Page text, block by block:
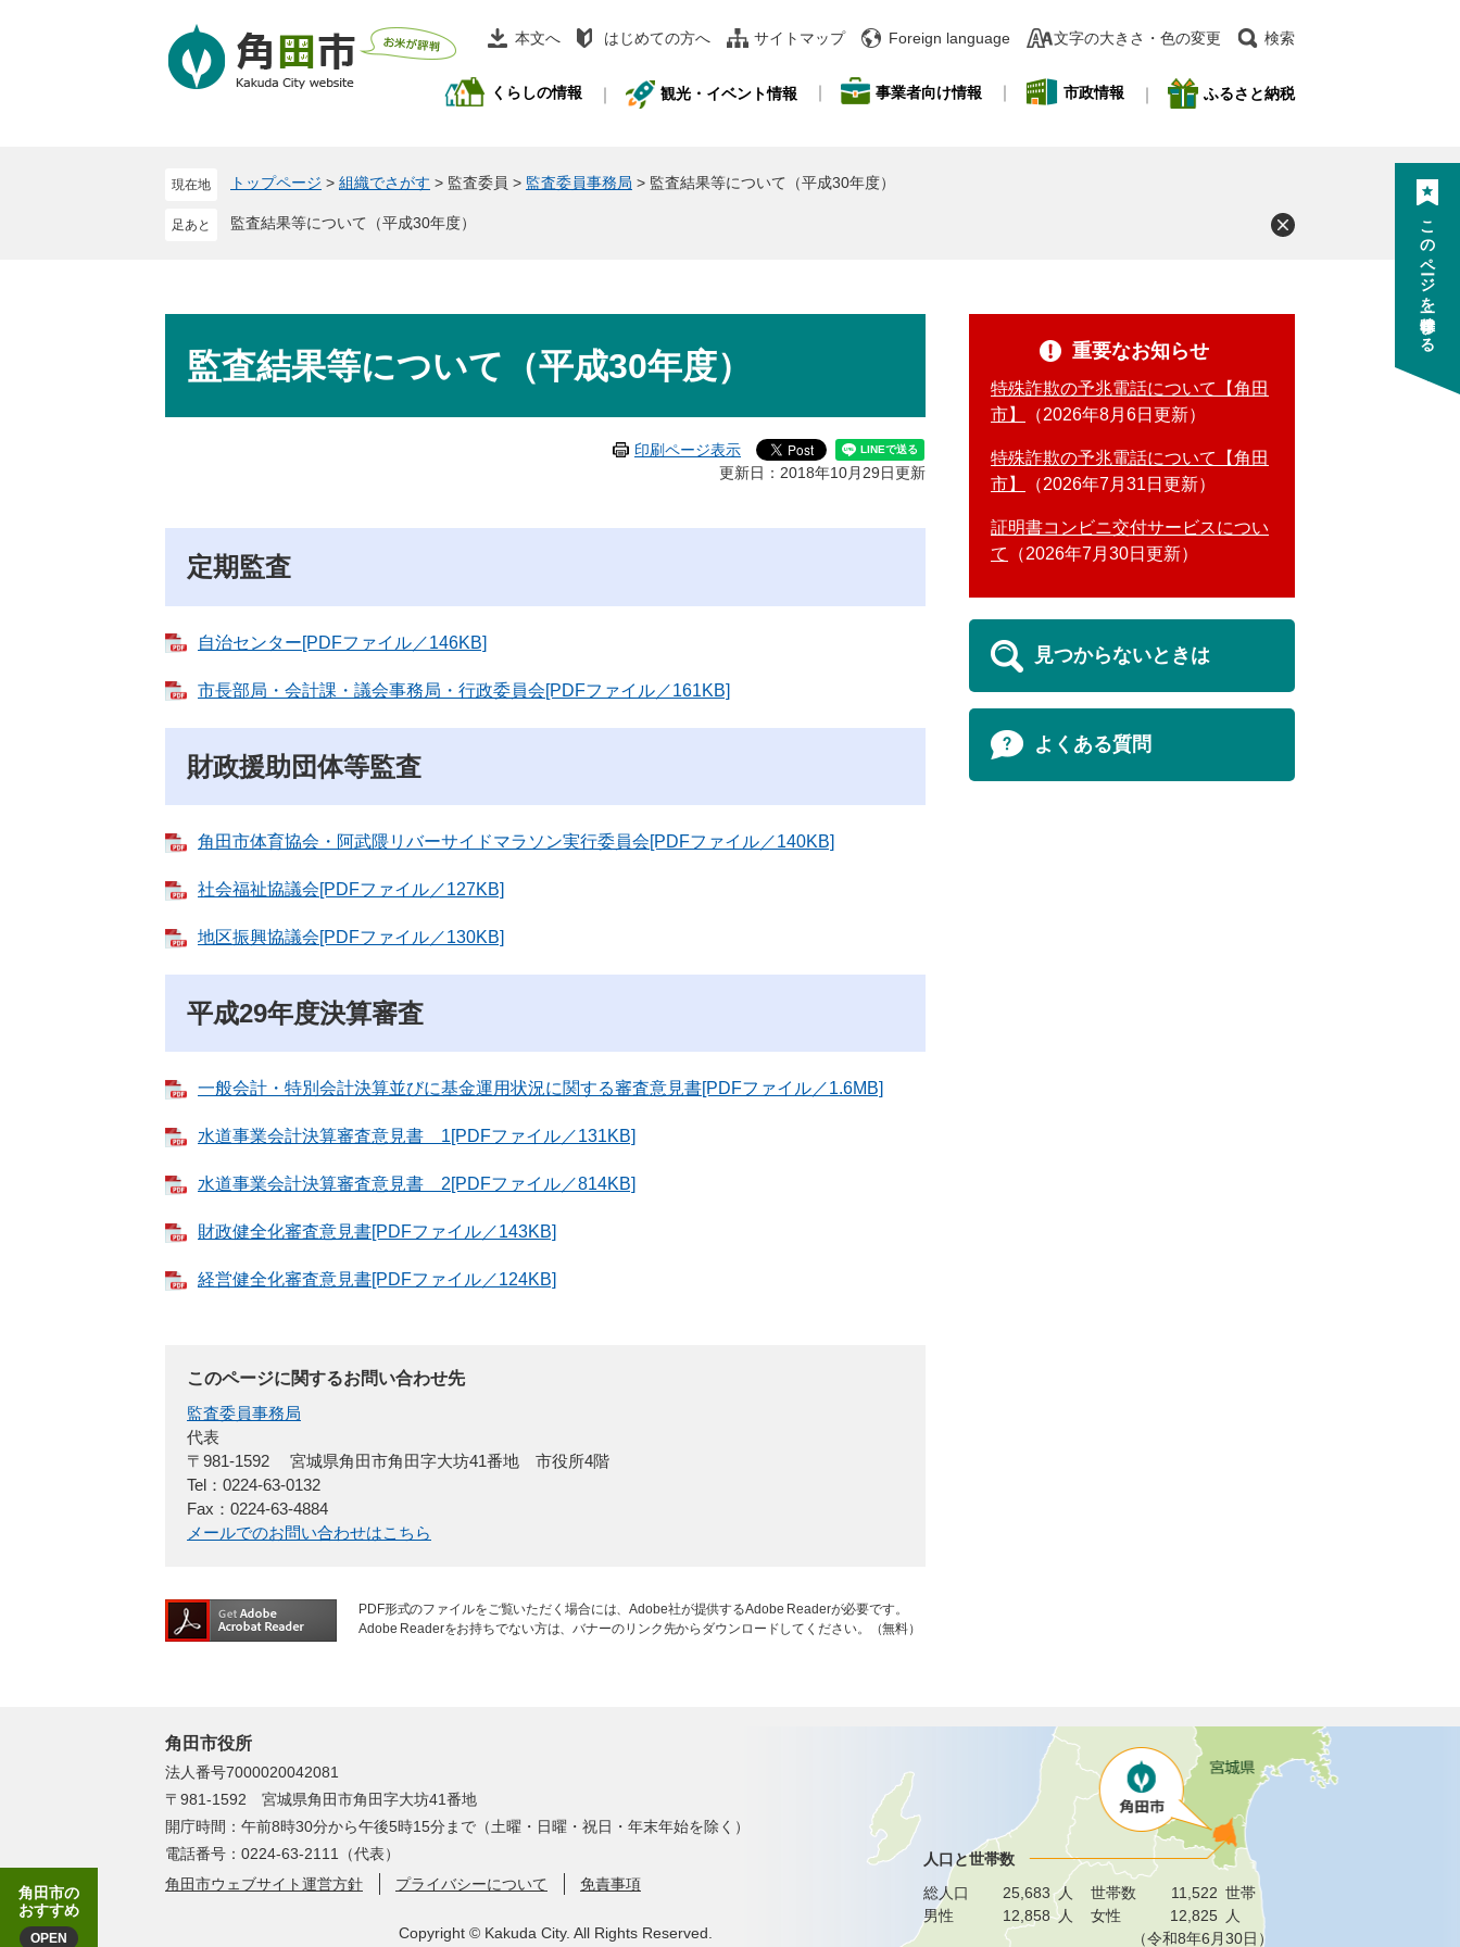
本文へ はじめての方へ サイトマップ Foreign language 文字の大きさ・色の変更 検索
くらしの情報 観光・イベント情報 事業者向け情報 市政情報 ふるさと納税
現在地 トップページ > 組織でさがす > 監査委員 > 監査委員事務局 > 監査結果等について（平成30年度）
監査結果等について（平成30年度）
監査結果等について（平成30年度）
印刷ページ表示
更新日：2018年10月29日更新
定期監査
自治センター[PDFファイル／146KB]
市長部局・会計課・議会事務局・行政委員会[PDFファイル／161KB]
財政援助団体等監査
角田市体育協会・阿武隈リバーサイドマラソン実行委員会[PDFファイル／140KB]
社会福祉協議会[PDFファイル／127KB]
地区振興協議会[PDFファイル／130KB]
平成29年度決算審査
一般会計・特別会計決算並びに基金運用状況に関する審査意見書[PDFファイル／1.6MB]
水道事業会計決算審査意見書 1[PDFファイル／131KB]
水道事業会計決算審査意見書 2[PDFファイル／814KB]
財政健全化審査意見書[PDFファイル／143KB]
経営健全化審査意見書[PDFファイル／124KB]
このページに関するお問い合わせ先
監査委員事務局
代表
〒981-1592
宮城県角田市角田字大坊41番地 市役所4階
Tel：0224-63-0132
Fax：0224-63-4884
メールでのお問い合わせはこちら
PDF形式のファイルをご覧いただく場合には、Adobe社が提供するAdobe Readerが必要です。
Adobe Readerをお持ちでない方は、バナーのリンク先からダウンロードしてください。（無料）
重要なお知らせ
特殊詐欺の予兆電話について【角田
市】
2026年8月6日更新
特殊詐欺の予兆電話について【角田
市】
2026年7月31日更新
証明書コンビニ交付サービスについ
て
2026年7月30日更新
見つからないときは
よくある質問
角田市役所
法人番号7000020042081
〒981-1592 宮城県角田市角田字大坊41番地
開庁時間：午前8時30分から午後5時15分まで（土曜・日曜・祝日・年末年始を除く）
電話番号：0224-63-2111（代表）
角田市ウェブサイト運営方針
プライバシーについて 免責事項
Copyright © Kakuda City. All Rights Reserved.
人口と世帯数
総人口
25,683 人 世帯数 11,522 世帯
男性
12,858 人 女性 12,825 人
（令和8年6月30日）
角田市の
おすすめ
このページを一時保存する